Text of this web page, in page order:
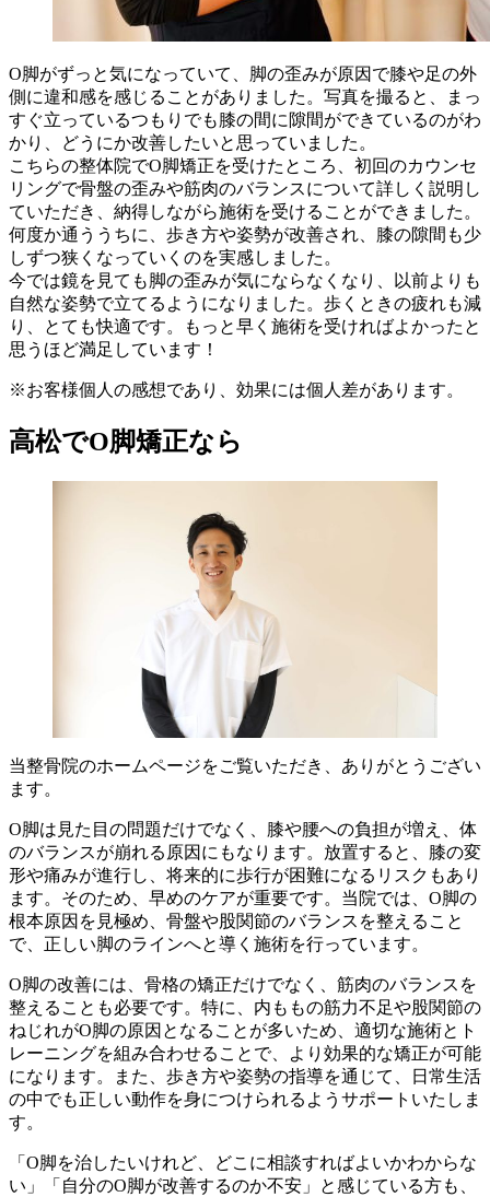
O脚がずっと気になっていて、脚の歪みが原因で膝や足の外
側に違和感を感じることがありました。写真を撮ると、まっ
すぐ立っているつもりでも膝の間に隙間ができているのがわ
かり、どうにか改善したいと思っていました。
こちらの整体院でO脚矯正を受けたところ、初回のカウンセ
リングで骨盤の歪みや筋肉のバランスについて詳しく説明し
ていただき、納得しながら施術を受けることができました。
何度か通ううちに、歩き方や姿勢が改善され、膝の隙間も少
しずつ狭くなっていくのを実感しました。
今では鏡を見ても脚の歪みが気にならなくなり、以前よりも
自然な姿勢で立てるようになりました。歩くときの疲れも減
り、とても快適です。もっと早く施術を受ければよかったと
思うほど満足しています！
※お客様個人の感想であり、効果には個人差があります。
高松でO脚矯正なら
当整骨院のホームページをご覧いただき、ありがとうござい
ます。
O脚は見た目の問題だけでなく、膝や腰への負担が増え、体
のバランスが崩れる原因にもなります。放置すると、膝の変
形や痛みが進行し、将来的に歩行が困難になるリスクもあり
ます。そのため、早めのケアが重要です。当院では、O脚の
根本原因を見極め、骨盤や股関節のバランスを整えること
で、正しい脚のラインへと導く施術を行っています。
O脚の改善には、骨格の矯正だけでなく、筋肉のバランスを
整えることも必要です。特に、内ももの筋力不足や股関節の
ねじれがO脚の原因となることが多いため、適切な施術とト
レーニングを組み合わせることで、より効果的な矯正が可能
になります。また、歩き方や姿勢の指導を通じて、日常生活
の中でも正しい動作を身につけられるようサポートいたしま
す。
「O脚を治したいけれど、どこに相談すればよいかわからな
い」「自分のO脚が改善するのか不安」と感じている方も、